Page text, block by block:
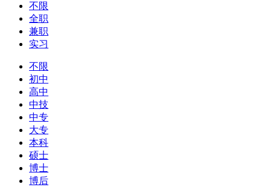
不限
全职
兼职
实习
不限
初中
高中
中技
中专
大专
本科
硕士
博士
博后